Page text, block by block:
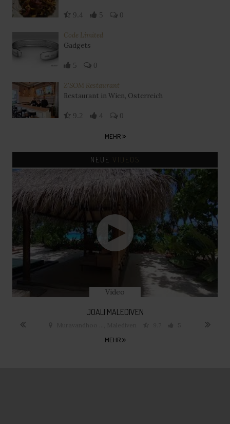
9.4 5 0
Code Limited
Gadgets
5 0
Z'SOM Restaurant
Restaurant in Wien, Österreich
9.2 4 0
MEHR
NEUE VIDEOS
Video
JOALI MALEDIVEN
MEHR